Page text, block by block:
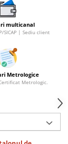
multicanal
SICAP | Sediu client
Metrologice
Metrologic.